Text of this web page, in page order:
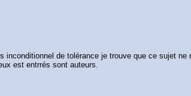
de tolérance je trouve que ce sujet ne
est entrrés sont auteurs.